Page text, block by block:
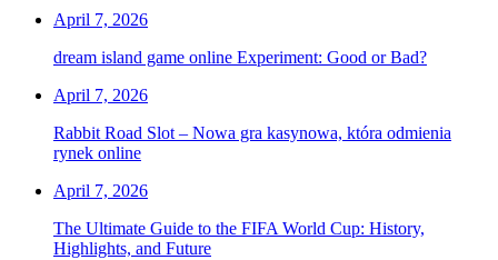
April 7, 2026
dream island game online Experiment: Good or Bad?
April 7, 2026
Rabbit Road Slot – Nowa gra kasynowa, która odmienia
rynek online
April 7, 2026
The Ultimate Guide to the FIFA World Cup: History,
Highlights, and Future